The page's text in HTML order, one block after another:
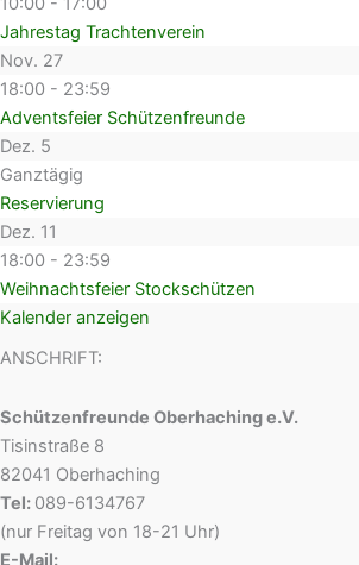
Jahrestag Trachtenverein
Nov. 27
18:00 - 23:59
Adventsfeier Schützenfreunde
Dez. 5
Ganztägig
Reservierung
Dez. 11
18:00 - 23:59
Weihnachtsfeier Stockschützen
Kalender anzeigen
ANSCHRIFT:
Schützenfreunde Oberhaching e.V.
Tisinstraße 8
82041 Oberhaching
Tel: 089-6134767
(nur Freitag von 18-21 Uhr)
E-Mail: